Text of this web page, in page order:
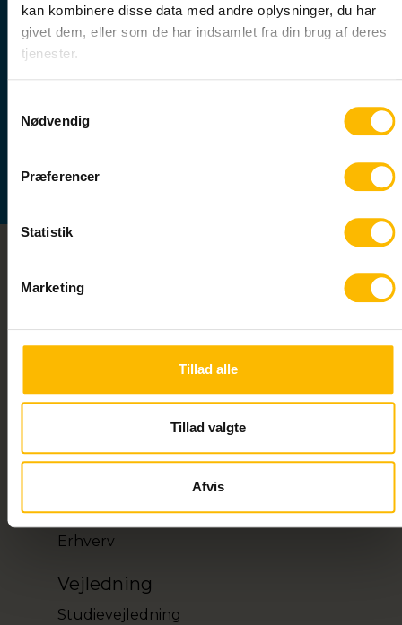
kan kombinere disse data med andre oplysninger, du har
givet dem, eller som de har indsamlet fra din brug af deres
tjenester.
Nødvendig
Præferencer
Statistik
Marketing
Tillad alle
Tillad valgte
Afvis
Sikker mail til skolen
EAN nr: 5798000558557
Uddannelser
HF
STX-IN
AVU (9. og 10. klasse)
Forberedende Voksenundervisning
Erhverv
Vejledning
Studievejledning